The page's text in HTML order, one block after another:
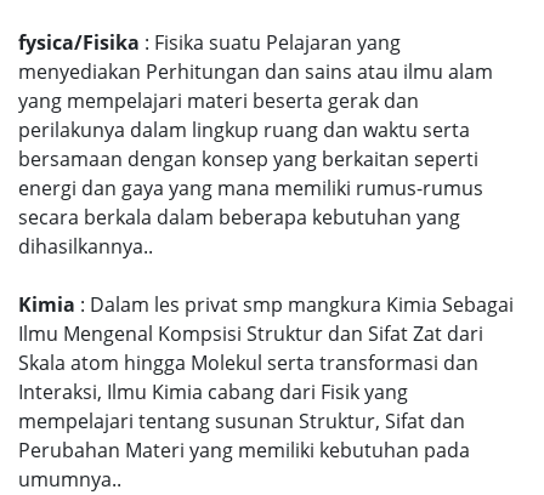
fysica/Fisika : Fisika suatu Pelajaran yang
menyediakan Perhitungan dan sains atau ilmu alam
yang mempelajari materi beserta gerak dan
perilakunya dalam lingkup ruang dan waktu serta
bersamaan dengan konsep yang berkaitan seperti
energi dan gaya yang mana memiliki rumus-rumus
secara berkala dalam beberapa kebutuhan yang
dihasilkannya..
Kimia : Dalam les privat smp mangkura Kimia Sebagai
Ilmu Mengenal Kompsisi Struktur dan Sifat Zat dari
Skala atom hingga Molekul serta transformasi dan
Interaksi, Ilmu Kimia cabang dari Fisik yang
mempelajari tentang susunan Struktur, Sifat dan
Perubahan Materi yang memiliki kebutuhan pada
umumnya..